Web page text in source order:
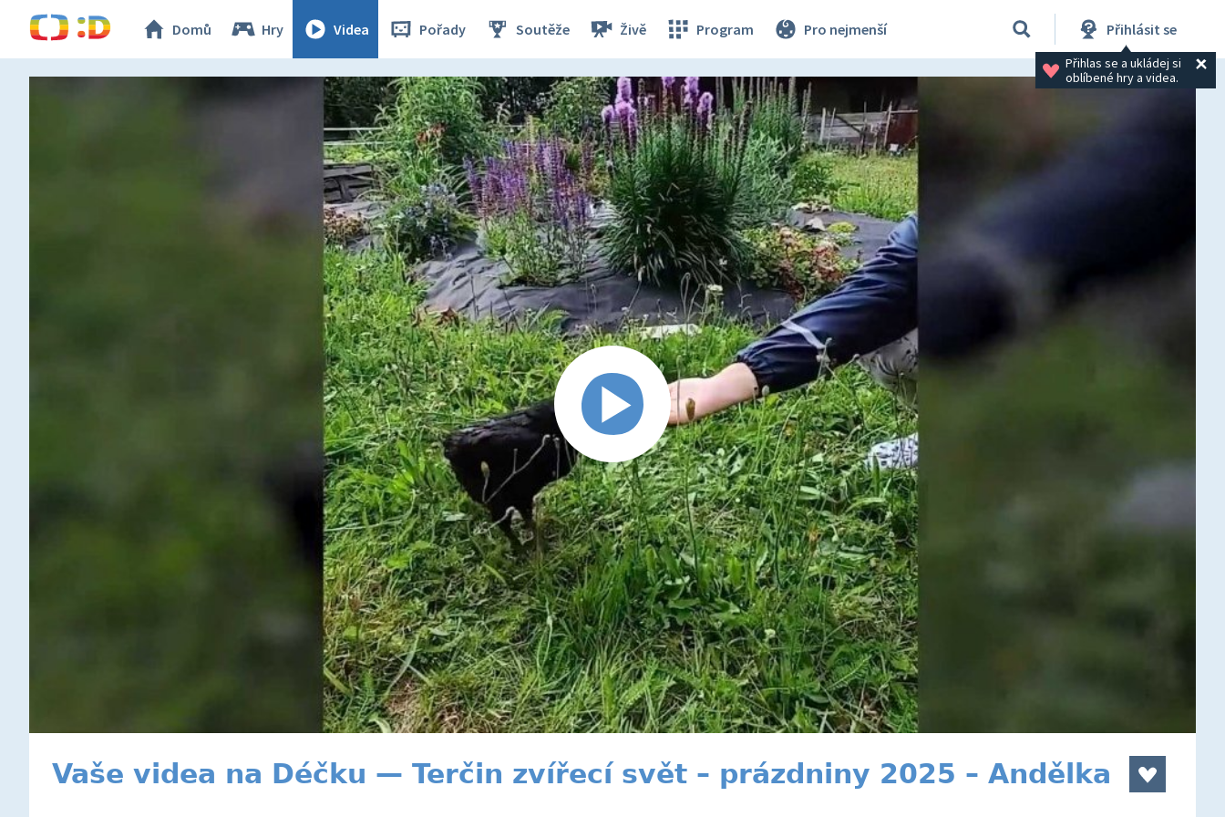
Domů Hry Videa Pořady Soutěže Živě Program Pro nejmenší Přihlásit se
Přihlas se a ukládej si
oblíbené hry a videa.
Vaše videa na Déčku — Terčin zvířecí svět – prázdniny 2025 – Andělka